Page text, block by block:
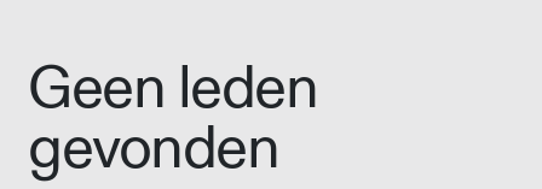
Geen leden
gevonden